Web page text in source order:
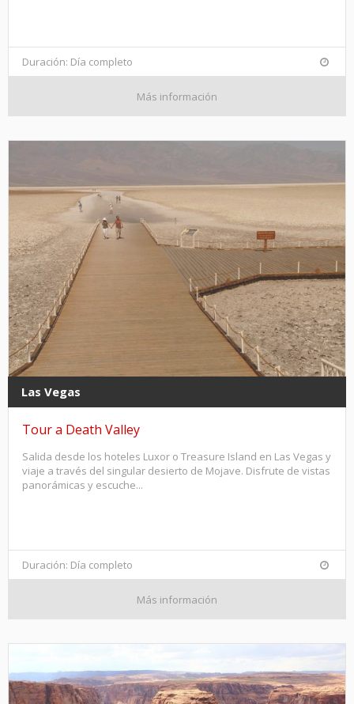
Duración: Día completo
Más información
Las Vegas
Tour a Death Valley
Salida desde los hoteles Luxor o Treasure Island en Las Vegas y
viaje a través del singular desierto de Mojave. Disfrute de vistas
panorámicas y escuche...
Duración: Día completo
Más información